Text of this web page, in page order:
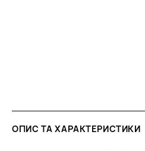
ОПИС ТА ХАРАКТЕРИСТИКИ